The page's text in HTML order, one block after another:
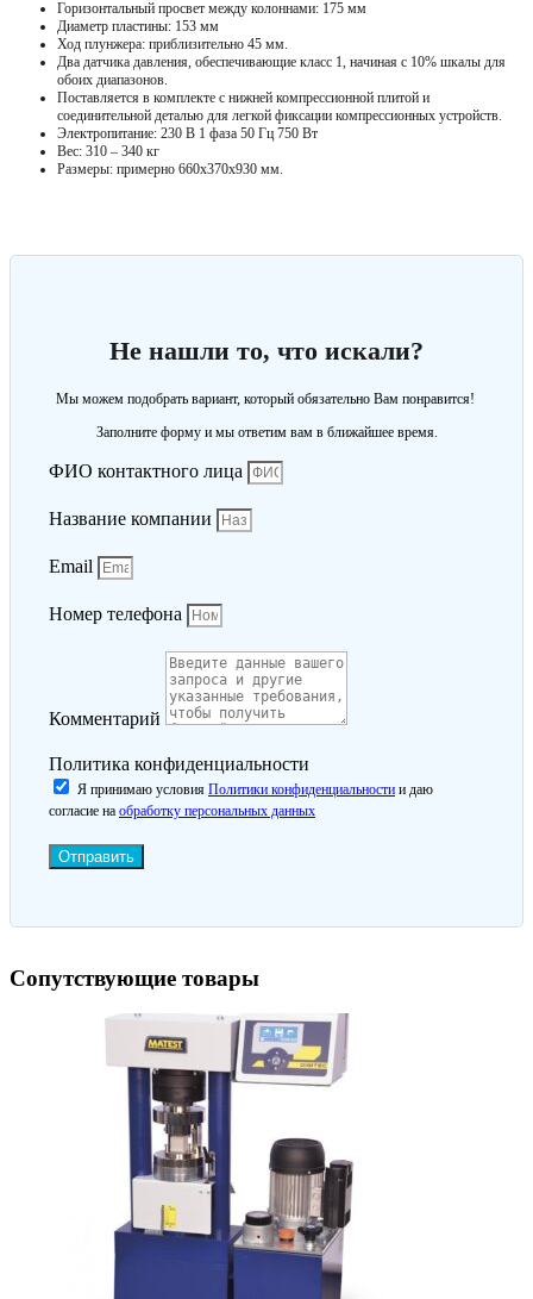
Горизонтальный просвет между колоннами: 175 мм
Диаметр пластины: 153 мм
Ход плунжера: приблизительно 45 мм.
Два датчика давления, обеспечивающие класс 1, начиная с 10% шкалы для
обоих диапазонов.
Поставляется в комплекте с нижней компрессионной плитой и
соединительной деталью для легкой фиксации компрессионных устройств.
Электропитание: 230 В 1 фаза 50 Гц 750 Вт
Вес: 310 – 340 кг
Размеры: примерно 660x370x930 мм.
Не нашли то, что искали?
Мы можем подобрать вариант, который обязательно Вам понравится!
Заполните форму и мы ответим вам в ближайшее время.
ФИО контактного лица
Название компании
Email
Номер телефона
Комментарий
Политика конфиденциальности
Я принимаю условия Политики конфиденциальности и даю
согласие на обработку персональных данных
Отправить
Сопутствующие товары